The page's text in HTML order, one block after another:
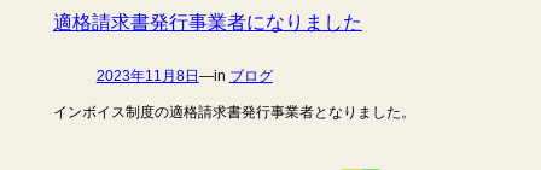
適格請求書発行事業者になりました
2023年11月8日—in ブログ
インボイス制度の適格請求書発行事業者となりました。